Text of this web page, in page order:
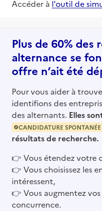
Accéder à l'outil de
Plus de 60%
alternance se
offre n’ait été
Pour vous aider à
identifions des
des alternants. Elles
CANDIDATURE SPONTANÉE
résultats de recherche.
👉 Vous étendez votre
👉 Vous choisissez les
intéressent,
👉 Vous augmentez
concurrence.